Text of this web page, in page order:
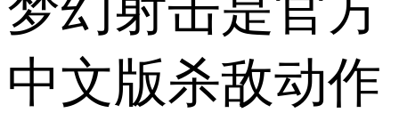
中文版杀敌动作